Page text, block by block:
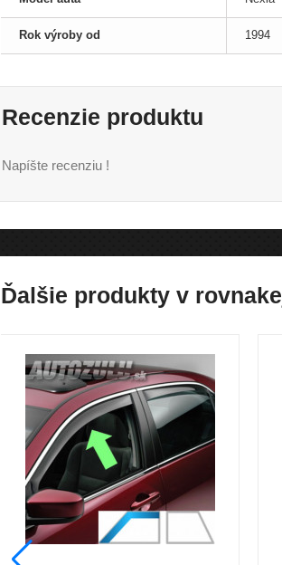
Rok výroby od 1994
Recenzie produktu
Napíšte recenziu !
Ďalšie produkty v